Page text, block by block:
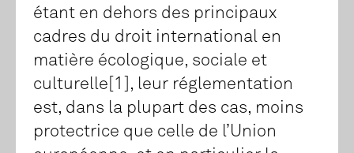
étant en dehors des principaux
cadres du droit international en
matière écologique, sociale et
culturelle[1], leur réglementation
est, dans la plupart des cas, moins
protectrice que celle de l’Union